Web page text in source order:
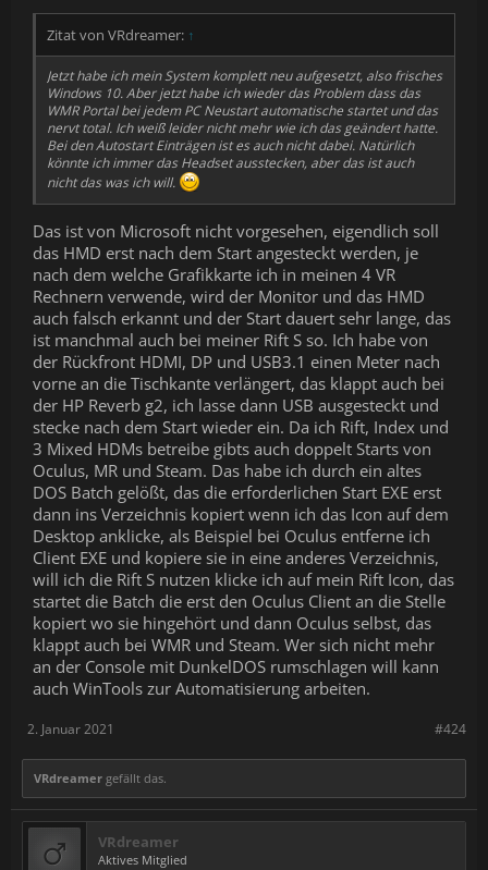
Zitat von VRdreamer: ↑
Jetzt habe ich mein System komplett neu aufgesetzt, also frisches
Windows 10. Aber jetzt habe ich wieder das Problem dass das
WMR Portal bei jedem PC Neustart automatische startet und das
nervt total. Ich weiß leider nicht mehr wie ich das geändert hatte.
Bei den Autostart Einträgen ist es auch nicht dabei. Natürlich
könnte ich immer das Headset ausstecken, aber das ist auch
nicht das was ich will.
Das ist von Microsoft nicht vorgesehen, eigendlich soll
das HMD erst nach dem Start angesteckt werden, je
nach dem welche Grafikkarte ich in meinen 4 VR
Rechnern verwende, wird der Monitor und das HMD
auch falsch erkannt und der Start dauert sehr lange, das
ist manchmal auch bei meiner Rift S so. Ich habe von
der Rückfront HDMI, DP und USB3.1 einen Meter nach
vorne an die Tischkante verlängert, das klappt auch bei
der HP Reverb g2, ich lasse dann USB ausgesteckt und
stecke nach dem Start wieder ein. Da ich Rift, Index und
3 Mixed HDMs betreibe gibts auch doppelt Starts von
Oculus, MR und Steam. Das habe ich durch ein altes
DOS Batch gelößt, das die erforderlichen Start EXE erst
dann ins Verzeichnis kopiert wenn ich das Icon auf dem
Desktop anklicke, als Beispiel bei Oculus entferne ich
Client EXE und kopiere sie in eine anderes Verzeichnis,
will ich die Rift S nutzen klicke ich auf mein Rift Icon, das
startet die Batch die erst den Oculus Client an die Stelle
kopiert wo sie hingehört und dann Oculus selbst, das
klappt auch bei WMR und Steam. Wer sich nicht mehr
an der Console mit DunkelDOS rumschlagen will kann
auch WinTools zur Automatisierung arbeiten.
#424
2. Januar 2021
VRdreamer gefällt das.
VRdreamer
Aktives Mitglied